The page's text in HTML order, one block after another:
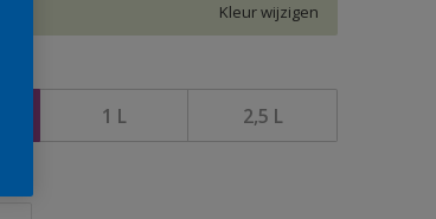
Kleur wijzigen
1 L 2,5 L